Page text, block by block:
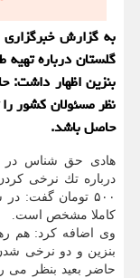
به گزارش خبرگزاری
گلستان درباره
بنزین اظهار داشت:
نظر مسئولان كشور
حاصل باشد.
هادی حق شناس در
درباره تك نرخی
۵۰۰ تومان
كاملا مشخص است.
وی اضافه كرد: هم
بنزین و دو نرخی
حاضر بعید بنظر می